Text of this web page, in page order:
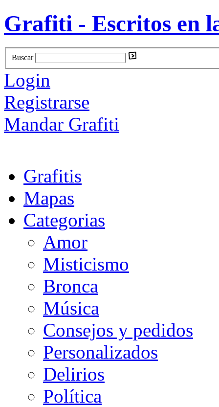
Grafiti - Escritos en
Buscar
Login
Registrarse
Mandar Grafiti
Grafitis
Mapas
Categorias
Amor
Misticismo
Bronca
Música
Consejos y pedidos
Personalizados
Delirios
Política